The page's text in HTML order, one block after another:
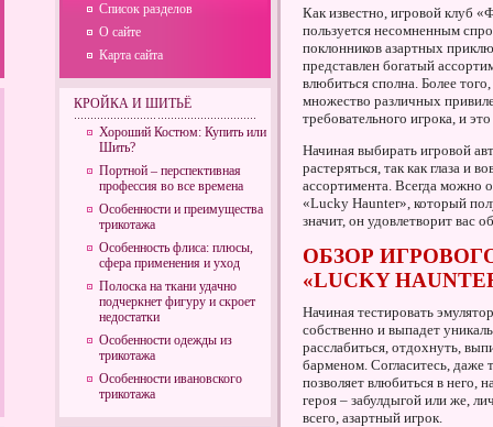
Как известно, игровой клуб
пользуется несомненным
поклонников азартных
представлен богатый
влюбиться сполна. Более
множество различных
требовательного игрока, и
Начиная выбирать игровой
растеряться, так как глаза и
ассортимента. Всегда можно
«Lucky Haunter», который
значит, он удовлетворит вас
ОБЗОР
«LUCKY
Начиная тестировать
собственно и выпадет
расслабиться, отдохнуть,
барменом. Согласитесь, даже
позволяет влюбиться в него,
героя – забулдыгой или же,
всего, азартный игрок.
Список разделов
О сайте
Карта сайта
КРОЙКА И ШИТЬЁ
Хороший Костюм: Купить или
Шить?
Портной – перспективная
профессия во все времена
Особенности и преимущества
трикотажа
Особенность флиса: плюсы,
сфера применения и уход
Полоска на ткани удачно
подчеркнет фигуру и скроет
недостатки
Особенности одежды из
трикотажа
Особенности ивановского
трикотажа